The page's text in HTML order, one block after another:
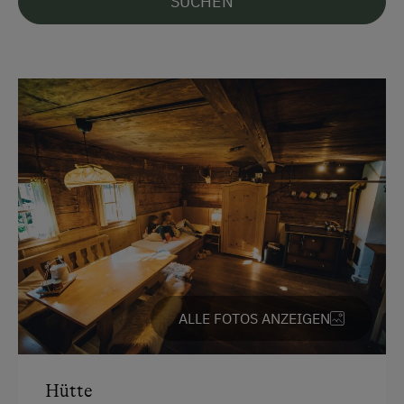
Freizeitaktivitäten am Betrieb und in der
Umgebung
Almwandern
Bergtouren
Wandern
Zusätzliche Ausstattungsmerkmale
Fließend Kaltwasser in der Hütte
Taschenlampen
Aktivurlaub
Wandern
ALLE FOTOS ANZEIGEN
Hütte